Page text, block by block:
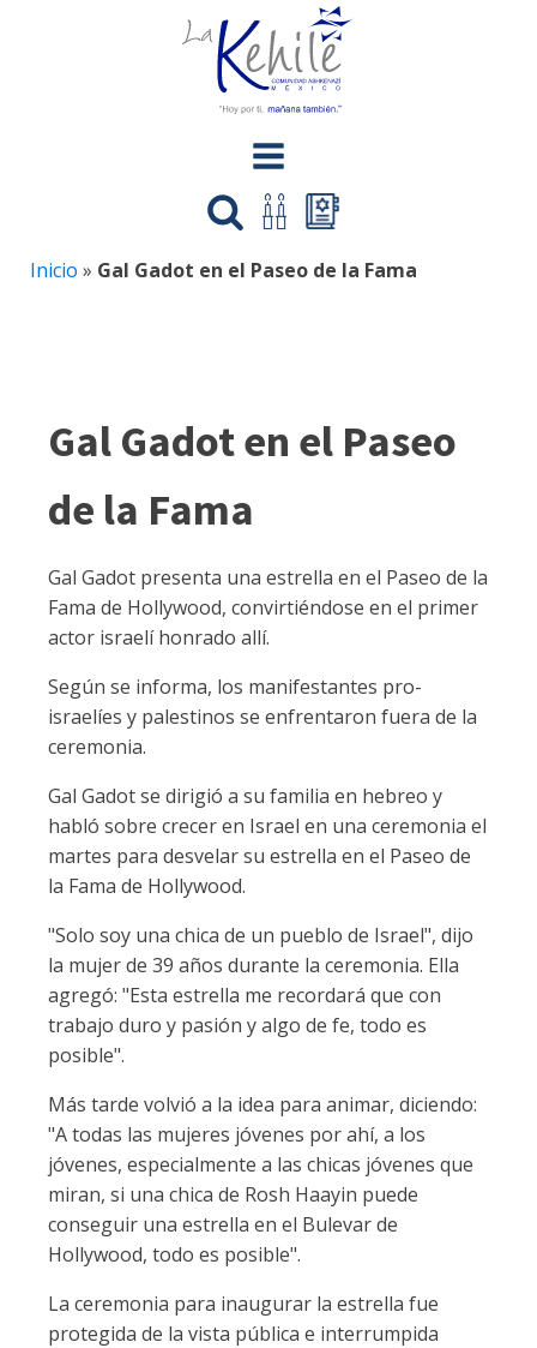
Inicio » Gal Gadot en el Paseo de la Fama
Gal Gadot en el Paseo
de la Fama
Gal Gadot presenta una estrella en el Paseo de la
Fama de Hollywood, convirtiéndose en el primer
actor israelí honrado allí.
Según se informa, los manifestantes pro-
israelíes y palestinos se enfrentaron fuera de la
ceremonia.
Gal Gadot se dirigió a su familia en hebreo y
habló sobre crecer en Israel en una ceremonia el
martes para desvelar su estrella en el Paseo de
la Fama de Hollywood.
"Solo soy una chica de un pueblo de Israel", dijo
la mujer de 39 años durante la ceremonia. Ella
agregó: "Esta estrella me recordará que con
trabajo duro y pasión y algo de fe, todo es
posible".
Más tarde volvió a la idea para animar, diciendo:
"A todas las mujeres jóvenes por ahí, a los
jóvenes, especialmente a las chicas jóvenes que
miran, si una chica de Rosh Haayin puede
conseguir una estrella en el Bulevar de
Hollywood, todo es posible".
La ceremonia para inaugurar la estrella fue
protegida de la vista pública e interrumpida